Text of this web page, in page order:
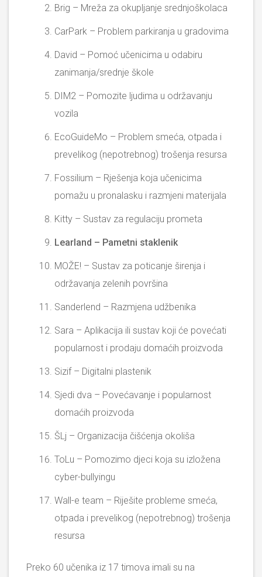
Brig – Mreža za okupljanje srednjoškolaca
CarPark – Problem parkiranja u gradovima
David – Pomoć učenicima u odabiru
zanimanja/srednje škole
DIM2 – Pomozite ljudima u održavanju
vozila
EcoGuideMo – Problem smeća, otpada i
prevelikog (nepotrebnog) trošenja resursa
Fossilium – Rješenja koja učenicima
pomažu u pronalasku i razmjeni materijala
Kitty – Sustav za regulaciju prometa
Learland – Pametni staklenik
MOŽE! – Sustav za poticanje širenja i
održavanja zelenih površina
Sanderlend – Razmjena udžbenika
Sara – Aplikacija ili sustav koji će povećati
popularnost i prodaju domaćih proizvoda
Sizif – Digitalni plastenik
Sjedi dva – Povećavanje i popularnost
domaćih proizvoda
ŠLj – Organizacija čišćenja okoliša
ToLu – Pomozimo djeci koja su izložena
cyber-bullyingu
Wall-e team – Riješite probleme smeća,
otpada i prevelikog (nepotrebnog) trošenja
resursa
Preko 60 učenika iz 17 timova imali su na